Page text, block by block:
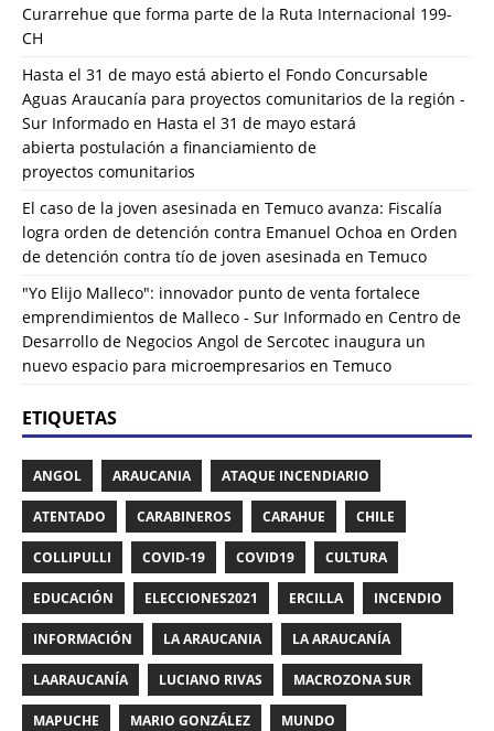
Curarrehue que forma parte de la Ruta Internacional 199-
CH
Hasta el 31 de mayo está abierto el Fondo Concursable
Aguas Araucanía para proyectos comunitarios de la región -
Sur Informado en Hasta el 31 de mayo estará
abierta postulación a financiamiento de
proyectos comunitarios
El caso de la joven asesinada en Temuco avanza: Fiscalía
logra orden de detención contra Emanuel Ochoa en Orden
de detención contra tío de joven asesinada en Temuco
"Yo Elijo Malleco": innovador punto de venta fortalece
emprendimientos de Malleco - Sur Informado en Centro de
Desarrollo de Negocios Angol de Sercotec inaugura un
nuevo espacio para microempresarios en Temuco
ETIQUETAS
ANGOL ARAUCANIA ATAQUE INCENDIARIO
ATENTADO CARABINEROS CARAHUE CHILE
COLLIPULLI COVID-19 COVID19 CULTURA
EDUCACIÓN ELECCIONES2021 ERCILLA INCENDIO
INFORMACIÓN LA ARAUCANIA LA ARAUCANÍA
LAARAUCANÍA LUCIANO RIVAS MACROZONA SUR
MAPUCHE MARIO GONZÁLEZ MUNDO